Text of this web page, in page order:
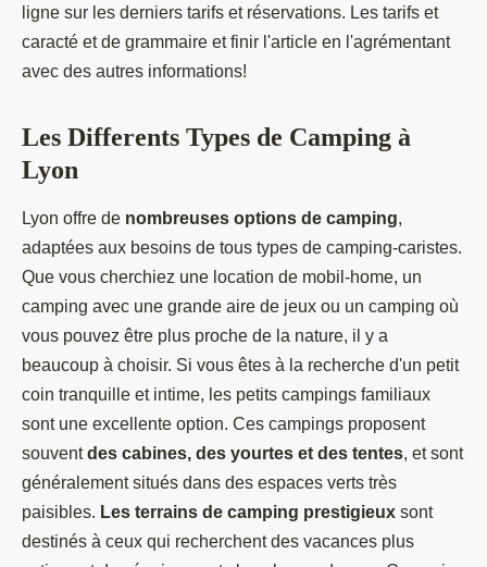
ligne sur les derniers tarifs et réservations. Les tarifs et
caracté et de grammaire et finir l'article en l'agrémentant
avec des autres informations!
Les Differents Types de Camping à
Lyon
Lyon offre de nombreuses options de camping,
adaptées aux besoins de tous types de camping-caristes.
Que vous cherchiez une location de mobil-home, un
camping avec une grande aire de jeux ou un camping où
vous pouvez être plus proche de la nature, il y a
beaucoup à choisir. Si vous êtes à la recherche d'un petit
coin tranquille et intime, les petits campings familiaux
sont une excellente option. Ces campings proposent
souventdes cabines, des yourtes et des tentes, et sont
généralement situés dans des espaces verts très
paisibles. Les terrains de camping prestigieux sont
destinés à ceux qui recherchent des vacances plus